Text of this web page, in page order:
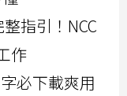
指引！NCC
作
必下載爽用